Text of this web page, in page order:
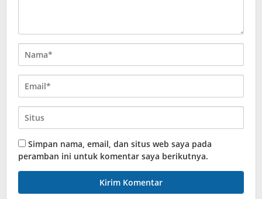
Simpan nama, email, dan situs web saya pada
peramban ini untuk komentar saya berikutnya.